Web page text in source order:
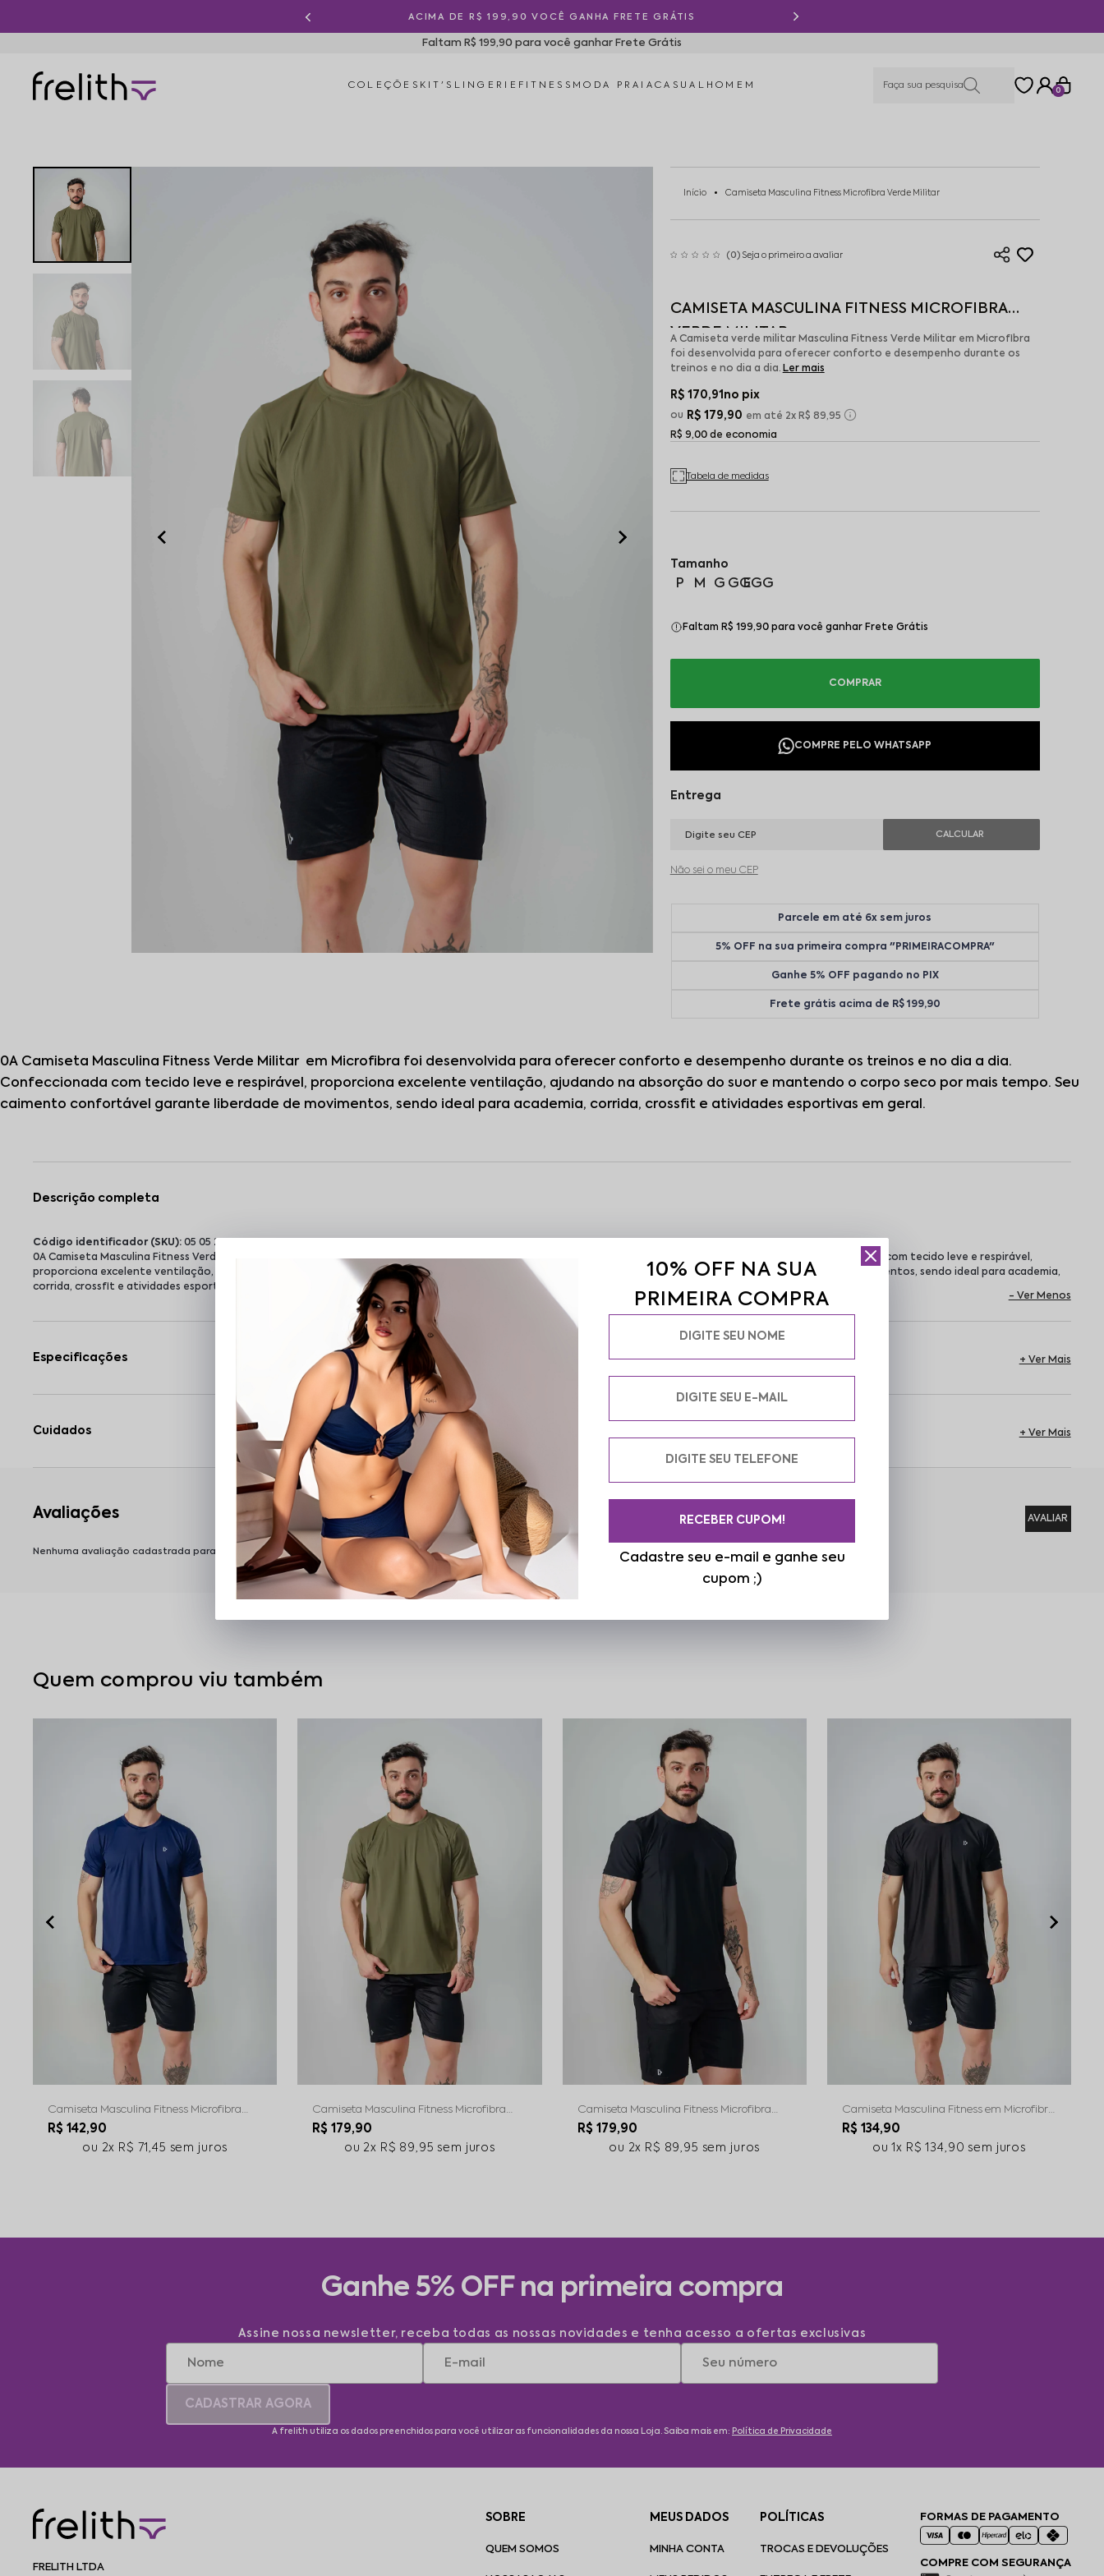
5% OFF PAGANDO NO PIX
Faltam R$ 199,90 para você ganhar Frete Grátis
COLEÇÕES KIT'S LINGERIE FITNESS MODA PRAIACASUAL HOMEM
0
Início Camiseta Masculina Fitness Microfibra Verde Militar
(0) Seja o primeiro a avaliar
CAMISETA MASCULINA FITNESS MICROFIBRA
VERDE MILITAR
A Camiseta verde militar Masculina Fitness Verde Militar em Microfibra
foi desenvolvida para oferecer conforto e desempenho durante os
treinos e no dia a dia. Ler mais
R$ 170,91 no pix
R$ 179,90
2x R$ 89,95
R$ 9,00 de economia
Tabela de medidas
P M G GGEGG
Faltam R$ 199,90 para você ganhar Frete Grátis
Não sei o meu CEP
Parcele em até 6x sem juros
5% OFF na sua primeira compra "PRIMEIRACOMPRA"
Ganhe 5% OFF pagando no PIX
Frete grátis acima de R$ 199,90
0A Camiseta Masculina Fitness Verde Militar em Microfibra foi desenvolvida para oferecer conforto e desempenho durante os treinos e no dia a dia.
Confeccionada com tecido leve e respirável, proporciona excelente ventilação, ajudando na absorção do suor e mantendo o corpo seco por mais tempo. Seu
caimento confortável garante liberdade de movimentos, sendo ideal para academia, corrida, crossfit e atividades esportivas em geral.
Descrição completa
Código identificador (SKU): 05 05 293000-046
0A Camiseta Masculina Fitness Verde Militar em Microfibra foi desenvolvida para oferecer conforto e desempenho durante os treinos e no dia a dia. Confeccionada com tecido leve e respirável,
proporciona excelente ventilação, ajudando na absorção do suor e mantendo o corpo seco por mais tempo. Seu caimento confortável garante liberdade de movimentos, sendo ideal para academia,
corrida, crossfit e atividades esportivas em geral.
Especificações
Cuidados
Nenhuma avaliação cadastrada para esse produto.
Quem comprou viu também
Camiseta Masculina Fitness Microfibra
Marinho
R$ 142,90
2x R$ 71,45 sem juros
Camiseta Masculina Fitness Microfibra
Verde Militar
R$ 179,90
2x R$ 89,95sem juros
Camiseta Masculina Fitness Microfibra
Preto
R$ 179,90
2x R$ 89,95 sem juros
Camiseta Masculina Fitness em Microfibra
Preto
R$ 134,90
1x R$ 134,90sem juros
Ganhe 5% OFF na primeira compra
Assine nossa newsletter, receba todas as nossas novidades e tenha acesso a ofertas exclusivas
CADASTRAR AGORA
A frelith utiliza os dados preenchidos para você utilizar as funcionalidades da nossa Loja. Saiba mais em: Política de Privacidade
FRELITH LTDA
SOBRE
QUEM SOMOS
MEUS DADOS
MINHA CONTA
POLÍTICAS
TROCAS E DEVOLUÇÕES
FORMAS DE PAGAMENTO
COMPRE COM SEGURANÇA
10% OFF NA SUA
PRIMEIRA COMPRA
Cadastre seu e-mail e ganhe seu
cupom ;)
RECEBER CUPOM!